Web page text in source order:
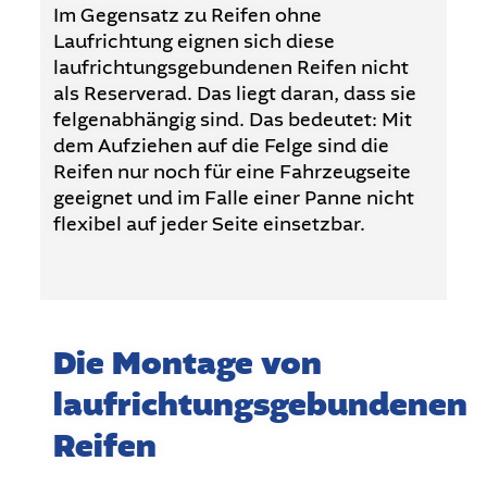
Im Gegensatz zu Reifen ohne
Laufrichtung eignen sich diese
laufrichtungsgebundenen Reifen nicht
als Reserverad. Das liegt daran, dass sie
felgenabhängig sind. Das bedeutet: Mit
dem Aufziehen auf die Felge sind die
Reifen nur noch für eine Fahrzeugseite
geeignet und im Falle einer Panne nicht
flexibel auf jeder Seite einsetzbar.
Die Montage von
laufrichtungsgebundenen
Reifen